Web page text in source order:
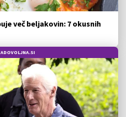
več beljakovin: 7 okusnih